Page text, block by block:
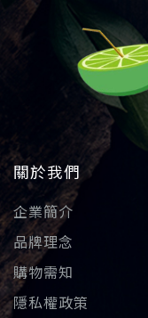
關於我們
企業簡介
品牌理念
購物需知
隱私權政策